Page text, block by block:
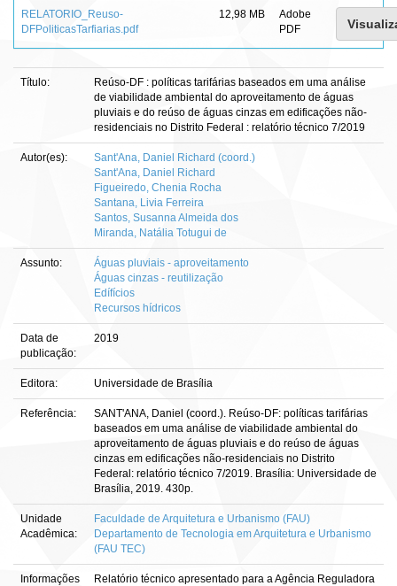
RELATORIO_Reuso-
DFPoliticasTarfiarias.pdf
12,98 MB
Adobe
PDF
Título:
Reúso-DF : políticas tarifárias baseados em uma análise
de viabilidade ambiental do aproveitamento de águas
pluviais e do reúso de águas cinzas em edificações não-
residenciais no Distrito Federal : relatório técnico 7/2019
Autor(es):
Sant'Ana, Daniel Richard (coord.)
Sant'Ana, Daniel Richard
Figueiredo, Chenia Rocha
Santana, Livia Ferreira
Santos, Susanna Almeida dos
Miranda, Natália Totugui de
Assunto:
Águas pluviais - aproveitamento
Águas cinzas - reutilização
Edífícios
Recursos hídricos
Data de
publicação:
2019
Editora: Universidade de Brasília
Referência:
SANT'ANA, Daniel (coord.). Reúso-DF: políticas tarifárias
baseados em uma análise de viabilidade ambiental do
aproveitamento de águas pluviais e do reúso de águas
cinzas em edificações não-residenciais no Distrito
Federal: relatório técnico 7/2019. Brasília: Universidade de
Brasília, 2019. 430p.
Unidade
Acadêmica:
Faculdade de Arquitetura e Urbanismo (FAU)
Departamento de Tecnologia em Arquitetura e Urbanismo
(FAU TEC)
Informações
Relatório técnico apresentado para a Agência Reguladora